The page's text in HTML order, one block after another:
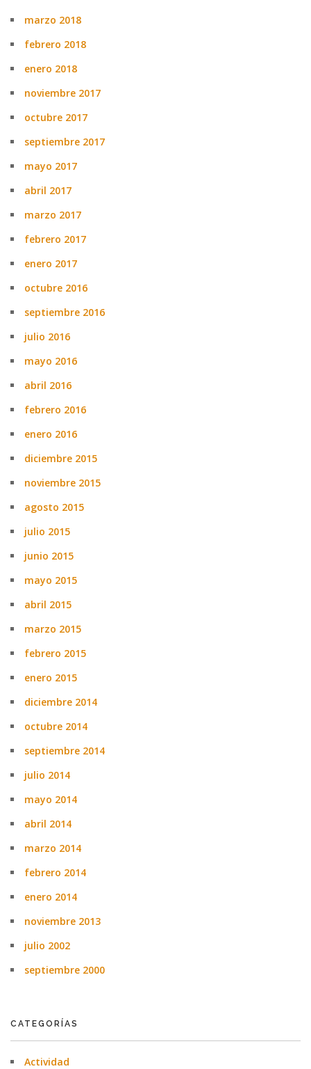
marzo 2018
febrero 2018
enero 2018
noviembre 2017
octubre 2017
septiembre 2017
mayo 2017
abril 2017
marzo 2017
febrero 2017
enero 2017
octubre 2016
septiembre 2016
julio 2016
mayo 2016
abril 2016
febrero 2016
enero 2016
diciembre 2015
noviembre 2015
agosto 2015
julio 2015
junio 2015
mayo 2015
abril 2015
marzo 2015
febrero 2015
enero 2015
diciembre 2014
octubre 2014
septiembre 2014
julio 2014
mayo 2014
abril 2014
marzo 2014
febrero 2014
enero 2014
noviembre 2013
julio 2002
septiembre 2000
CATEGORÍAS
Actividad